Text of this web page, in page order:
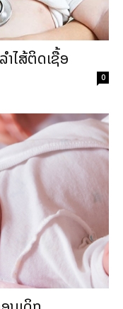
ໄສ້ຕິດເຊື້ອ
0